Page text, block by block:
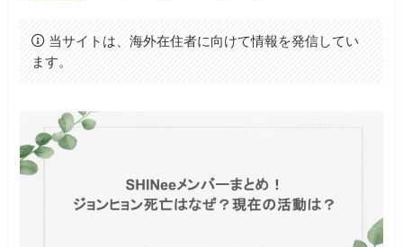
当サイトは、海外在住者に向けて情報を発信してい
ます。